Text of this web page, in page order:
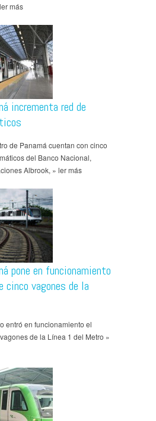
más
incrementa red de
de Panamá cuentan con cinco
del Banco Nacional,
Albrook, » ler más
pone en funcionamiento
cinco vagones de la
entró en funcionamiento el
de la Línea 1 del Metro »